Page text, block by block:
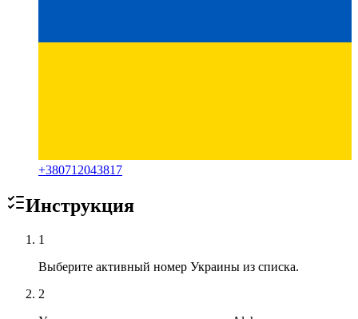
+380712043817
Инструкция
1
Выберите активный номер Украины из списка.
2